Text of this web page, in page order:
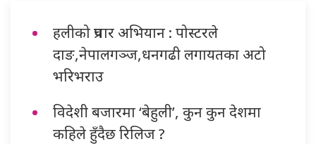
हलीको प्रचार अभियान : पोस्टरले
दाङ,नेपालगञ्ज,धनगढी लगायतका अटो
भरिभराउ
विदेशी बजारमा ‘बेहुली’, कुन कुन देशमा
कहिले हुँदैछ रिलिज ?